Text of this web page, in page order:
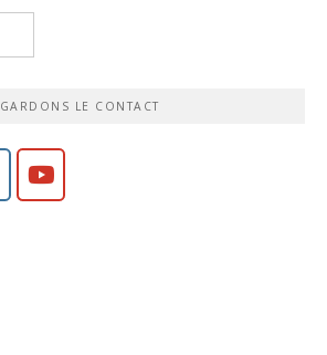
GARDONS LE CONTACT